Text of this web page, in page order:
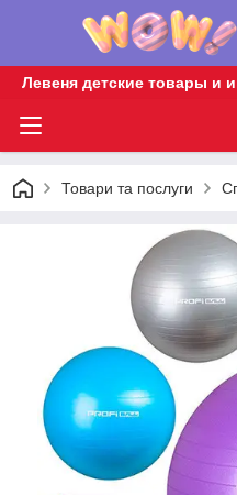
Левеня детские товары и
Товари та послуги